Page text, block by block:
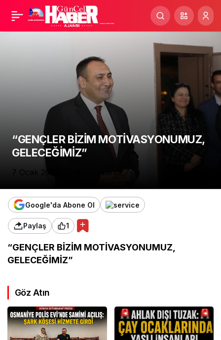
“GENÇLER BİZİM MOTİVASYONUMUZ,
GELECEĞİMİZ”
7 Ocak 2024, 11:15
Google'da Abone Ol
Paylaş 1
“GENÇLER BİZİM MOTİVASYONUMUZ,
GELECEĞİMİZ”
Göz Atın
Paylaş